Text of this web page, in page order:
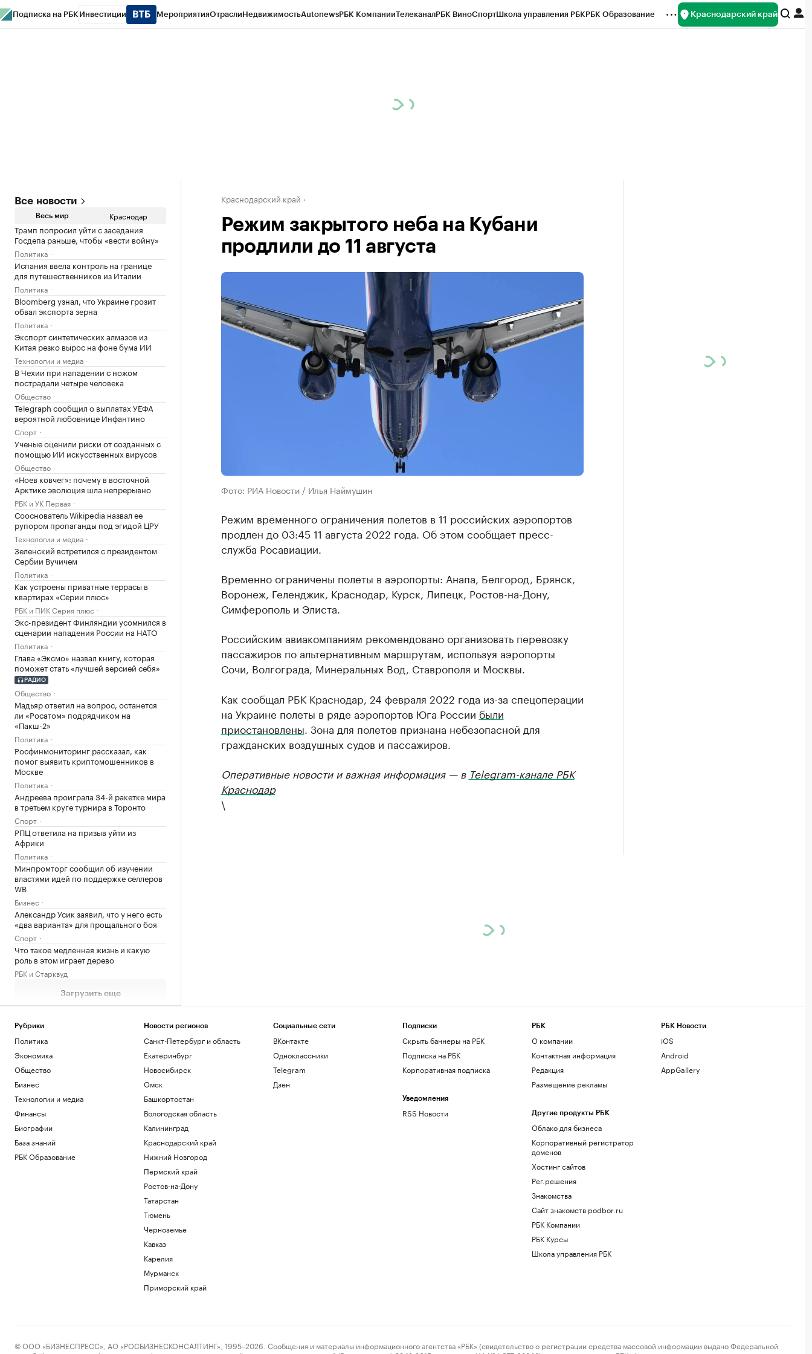
Подписка на РБК Инвестиции МероприятияОтраслиНедвижимостьAutonewsРБК КомпанииТелеканалРБК ВиноСпортШкола управления РБКРБК Образование Краснодарский край
Все новости
Весь мир Краснодар
Трамп попросил уйти с заседания
Госдепа раньше, чтобы «вести войну»
Политика
Испания ввела контроль на границе
для путешественников из Италии
Политика
Bloomberg узнал, что Украине грозит
обвал экспорта зерна
Политика
Экспорт синтетических алмазов из
Китая резко вырос на фоне бума ИИ
Технологии и медиа
В Чехии при нападении с ножом
пострадали четыре человека
Общество
Telegraph сообщил о выплатах УЕФА
вероятной любовнице Инфантино
Спорт
Ученые оценили риски от созданных с
помощью ИИ искусственных вирусов
Общество
«Ноев ковчег»: почему в восточной
Арктике эволюция шла непрерывно
РБК и УК Первая
Сооснователь Wikipedia назвал ее
рупором пропаганды под эгидой ЦРУ
Технологии и медиа
Зеленский встретился с президентом
Сербии Вучичем
Политика
Как устроены приватные террасы в
квартирах «Серии плюс»
РБК и ПИК Серия плюс
Экс-президент Финляндии усомнился в
сценарии нападения России на НАТО
Политика
Глава «Эксмо» назвал книгу, которая
поможет стать «лучшей версией себя»
РАДИО
Общество
Мадьяр ответил на вопрос, останется
ли «Росатом» подрядчиком на
«Пакш-2»
Политика
Росфинмониторинг рассказал, как
помог выявить криптомошенников в
Москве
Политика
Андреева проиграла 34-й ракетке мира
в третьем круге турнира в Торонто
Спорт
РПЦ ответила на призыв уйти из
Африки
Политика
Минпромторг сообщил об изучении
властями идей по поддержке селлеров
WB
Бизнес
Александр Усик заявил, что у него есть
«два варианта» для прощального боя
Спорт
Что такое медленная жизнь и какую
роль в этом играет дерево
РБК и Старквуд
Загрузить еще
Краснодарский край
Режим закрытого неба на Кубани
продлили до 11 августа
Фото: РИА Новости / Илья Наймушин
Режим временного ограничения полетов в 11 российских аэропортов
продлен до 03:45 11 августа 2022 года. Об этом сообщает пресс-
служба Росавиации.
Временно ограничены полеты в аэропорты: Анапа, Белгород, Брянск,
Воронеж, Геленджик, Краснодар, Курск, Липецк, Ростов-на-Дону,
Симферополь и Элиста.
Российским авиакомпаниям рекомендовано организовать перевозку
пассажиров по альтернативным маршрутам, используя аэропорты
Сочи, Волгограда, Минеральных Вод, Ставрополя и Москвы.
Как сообщал РБК Краснодар, 24 февраля 2022 года из-за спецоперации
на Украине полеты в ряде аэропортов Юга России были
приостановлены . Зона для полетов признана небезопасной для
гражданских воздушных судов и пассажиров.
Оперативные новости и важная информация — в Telegram-канале РБК
Краснодар
\
Рубрики
Политика
Экономика
Общество
Бизнес
Технологии и медиа
Финансы
Биографии
База знаний
РБК Образование
Новости регионов
Санкт-Петербург и область
Екатеринбург
Новосибирск
Омск
Башкортостан
Вологодская область
Калининград
Краснодарский край
Нижний Новгород
Пермский край
Ростов-на-Дону
Татарстан
Тюмень
Черноземье
Кавказ
Карелия
Мурманск
Приморский край
Социальные сети
ВКонтакте
Одноклассники
Telegram
Дзен
Подписки
Скрыть баннеры на РБК
Подписка на РБК
Корпоративная подписка
Уведомления
RSS Новости
РБК
О компании
Контактная информация
Редакция
Размещение рекламы
Другие продукты РБК
Облако для бизнеса
Корпоративный регистратор
доменов
Хостинг сайтов
Рег.решения
Знакомства
Сайт знакомств podbor.ru
РБК Компании
РБК Курсы
Школа управления РБК
РБК Новости
iOS
Android
AppGallery
© ООО «БИЗНЕСПРЕСС», АО «РОСБИЗНЕСКОНСАЛТИНГ», 1995–2026. Сообщения и материалы информационного агентства «РБК» (свидетельство о регистрации средства массовой информации выдано Федеральной